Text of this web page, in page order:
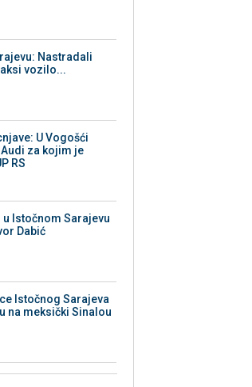
Nastradali
vozilo...
U Vogošći
za kojim je
RS
u Istočnom Sarajevu
Dabić
Istočnog Sarajeva
na meksički Sinalou